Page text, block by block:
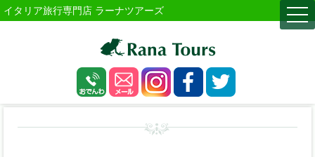
イタリア旅行専門店 ラーナツアーズ